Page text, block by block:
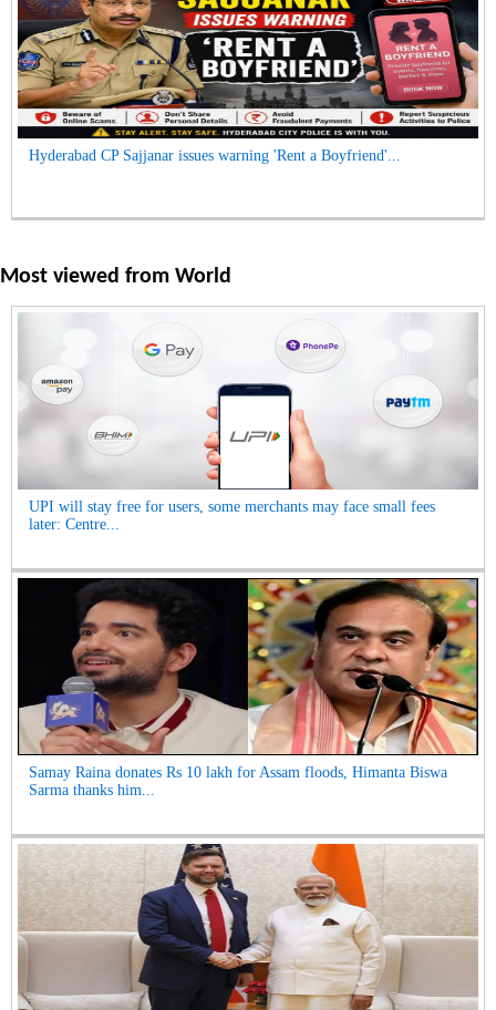
Hyderabad CP Sajjanar issues warning 'Rent a Boyfriend'...
Most viewed from World
UPI will stay free for users, some merchants may face small fees
later: Centre...
Samay Raina donates Rs 10 lakh for Assam floods, Himanta Biswa
Sarma thanks him...